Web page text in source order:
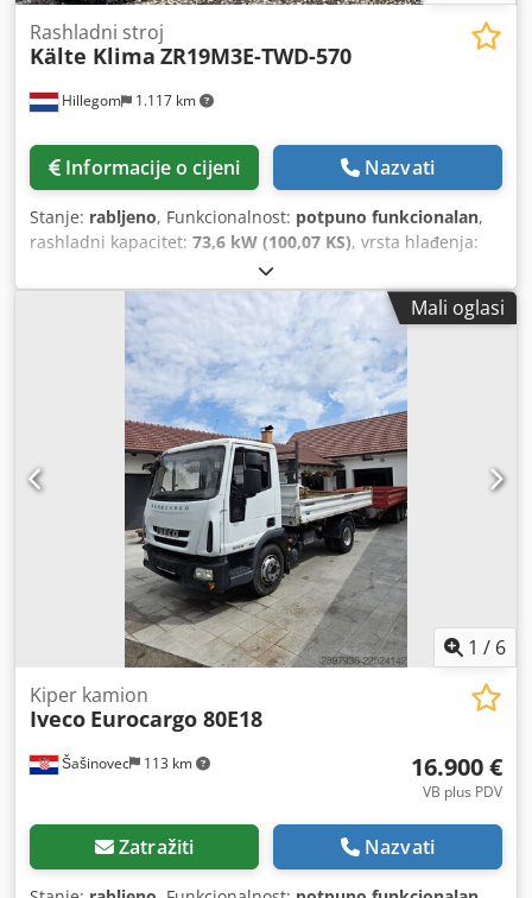
Hillegom 1.117 km
Rashladni stroj
Kälte Klima ZR19M3E-TWD-570
Informacije o cijeni Nazvati
Stanje: rabljeno, Funkcionalnost: potpuno funkcionalan,
rashladni kapacitet: 73,6 kW (100,07 KS), vrsta hlađenja:
2.000 mm
mm, ukupna visina:2.200 mm, Oprema:kompresor,
Rabljeni Copeland ZR19M3E-TWD-570 zračno hlađeni
chiller na freon. Kompletan s 2 Copeland ZR19M3E-TWD-
570 spiralna kompresora, kondenzatorom s 4 Ziehl-Abegg
FN100-MDS.7M.V5P1 ventilatora - 50 Hz - 0,57/0,34 kW -
550/460 o/min - promjer 1000 mm te 2 Ziehl-Abegg FE100-
NDS.6N.6 ventilatora - 50 Hz - 0,86/0,50 kW - 420/310 o/min
- promjer 1000 mm, ojačani izmjenjivač topline kao
isparivač, vodena pumpa, ekspanzijska posuda te
upravljački ormar s Carel PCO5+ elektroničkim
regulatorom. Dwodpfx Asrlk Hfjk Dsa Specifikacije Marka:
Kälte Klima Tip: ZR19M3E-TWD-570 Tip proizvoda: Zračno
hlađeni chiller Kapacitet: 73,6 kW / 20,9 tona Rashladno
sredstvo: R407C Dimenzije: 6050x2000x2200 mm (DxŠxV)
Kompresori: 2 Copeland ZR19M3E-TWD-570 Broj
ventilatora: 4
Mali oglasi
1 / 6
Šašinovec 113 km
Kiper kamion
Iveco Eurocargo 80E18
16.900 €
VB plus PDV
Zatražiti Nazvati